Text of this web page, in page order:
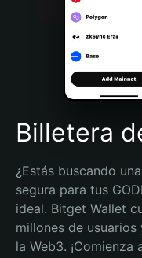
Português (Brasil)
Español (Argentina)
Billetera
¿Estás buscando
segura para tus
ideal. Bitget Wallet
millones de
la Web3. ¡Comienza